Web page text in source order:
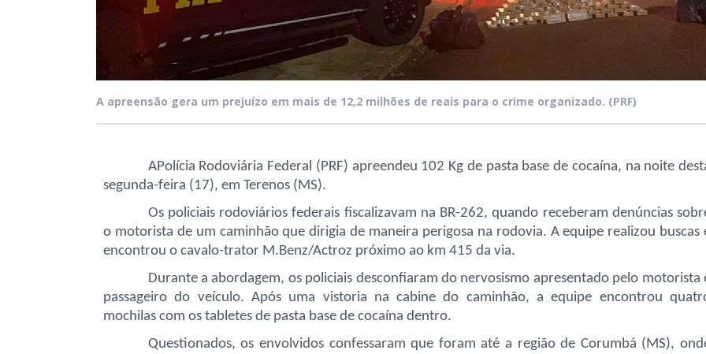
A apreensão gera um prejuízo em mais de 12,2 milhões de reais para o crime organizado. (PRF)
APolícia Rodoviária Federal (PRF) apreendeu 102 Kg de pasta base de cocaína, na noite
segunda-feira (17), em Terenos (MS).
Os policiais rodoviários federais fiscalizavam na BR-262, quando receberam denúncias
o motorista de um caminhão que dirigia de maneira perigosa na rodovia. A equipe realizou buscas
encontrou o cavalo-trator M.Benz/Actroz próximo ao km 415 da via.
Durante a abordagem, os policiais desconfiaram do nervosismo apresentado pelo motorista
passageiro do veículo. Após uma vistoria na cabine do caminhão, a equipe encontrou
mochilas com os tabletes de pasta base de cocaína dentro.
Questionados, os envolvidos confessaram que foram até a região de Corumbá (MS),